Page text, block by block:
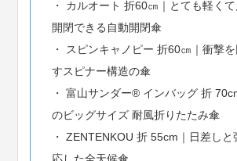
カルオート 折60㎝｜とても軽く
開閉できる自動開閉傘
スピンキャノピー 折60㎝｜衝撃
すスピナー構造の傘
富山サンダー® インバッグ 折
のビッグサイズ 耐風折りたたみ傘
ZENTENKOU 折 55cm｜日差しと
応した全天候傘